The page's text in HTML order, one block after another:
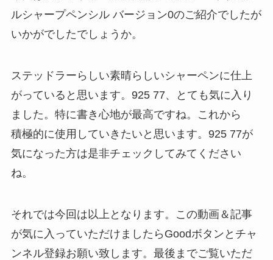
ルシャープペンシル バージョン0のご紹介でしたが
いかがでしたでしょうか。
ステッドラーらしい素晴らしいシャーペンに仕上
がっていると思います。925 77、とても気に入り
ました。特に書き心地が最高ですね。これから
積極的に使用していきたいと思います。925 77が
気になった方は是非チェックしてみてください
ね。
それでは今回は以上となります。この動画＆記事
が気に入っていただけましたらGoodボタンとチャ
ンネル登録お願い致します。最後までご覧いただ